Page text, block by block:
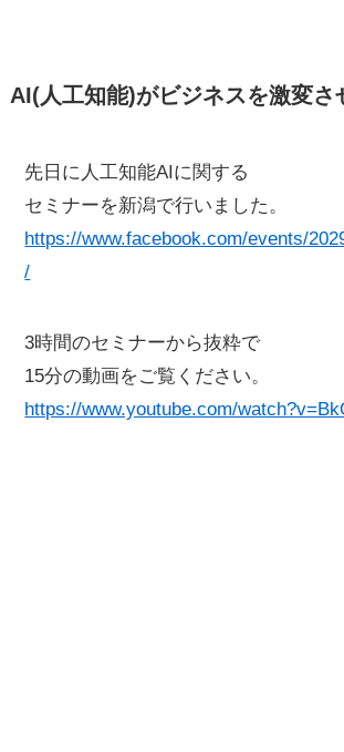
AI(人工知能)がビジネスを激変さ
先日に人工知能AIに関する
セミナーを新潟で行いました。
https://www.facebook.com/events/
/
3時間のセミナーから抜粋で
15分の動画をご覧ください。
https://www.youtube.com/